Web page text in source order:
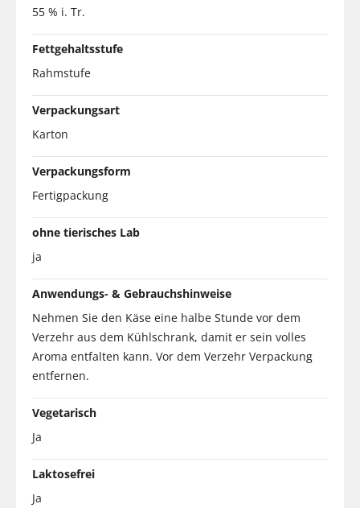
55 % i. Tr.
Fettgehaltsstufe
Rahmstufe
Verpackungsart
Karton
Verpackungsform
Fertigpackung
ohne tierisches Lab
ja
Anwendungs- & Gebrauchshinweise
Nehmen Sie den Käse eine halbe Stunde vor dem
Verzehr aus dem Kühlschrank, damit er sein volles
Aroma entfalten kann. Vor dem Verzehr Verpackung
entfernen.
Vegetarisch
Ja
Laktosefrei
Ja